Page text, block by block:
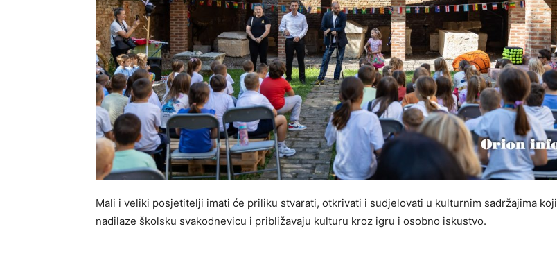
Mali i veliki posjetitelji imati će priliku stvarati, otkrivati ​​i sudjelovati u kulturnim sadržajima koji
nadilaze školsku svakodnevicu i približavaju kulturu kroz igru ​​i osobno iskustvo.